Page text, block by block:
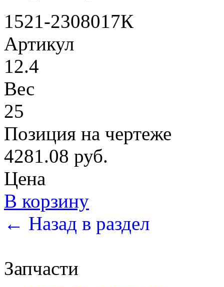
1521-2308017К
Артикул
12.4
Вес
25
Позиция на чертеже
4281.08 руб.
Цена
В корзину
← Назад в раздел
Запчасти